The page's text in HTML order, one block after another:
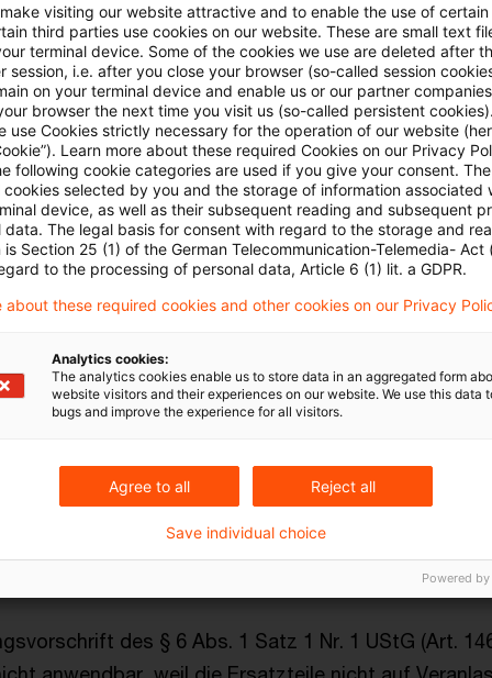
Sonderprüfung vertrat das Finanzamt die
an die B Ltd. um eine Lieferung in einem
der Ware nur der Lieferung an die C Inc. oder
werden könne, weil die C Inc. die Waren versendet
der Klägerin an die B Ltd. die ruhende Lieferung,
und steuerpflichtig sei. Daher setze das
abweichend von der Erklärung auf 53.422,92 € fest.
Klage vor dem Finanzgericht Düsseldorf blieb
BFH
Entscheidung der Vorinstanz angeschlossen und
im Ergebnis zu Recht davon ausgegangen, dass
eine steuerfreie Ausfuhrlieferung der Klägerin an
des § 6 Abs. 1 Satz 1 Nr. 1 UStG (Art.
visiting our website attractive and to enable the use of
third parties use cookies on our website. These are small text
terminal device. Some of the cookies we use are deleted after
session, i.e. after you close your browser (so-called session
on your terminal device and enable us or our partner
browser the next time you visit us (so-called persistent
use Cookies strictly necessary for the operation of our website
Learn more about these required Cookies on our Privacy
following cookie categories are used if you give your consent.
cookies selected by you and the storage of information associated
device, as well as their subsequent reading and subsequent
data. The legal basis for consent with regard to the storage and
is Section 25 (1) of the German Telecommunication-Telemedia- Act
to the processing of personal data, Article 6 (1) lit. a GDPR.
about these required cookies and other cookies on our Privacy
Analytics cookies:
The analytics cookies enable us to store data in an aggregated form
website visitors and their experiences on our website. We use this data
bugs and improve the experience for all visitors.
Agree to all Reject all
Save individual choice
Powered by